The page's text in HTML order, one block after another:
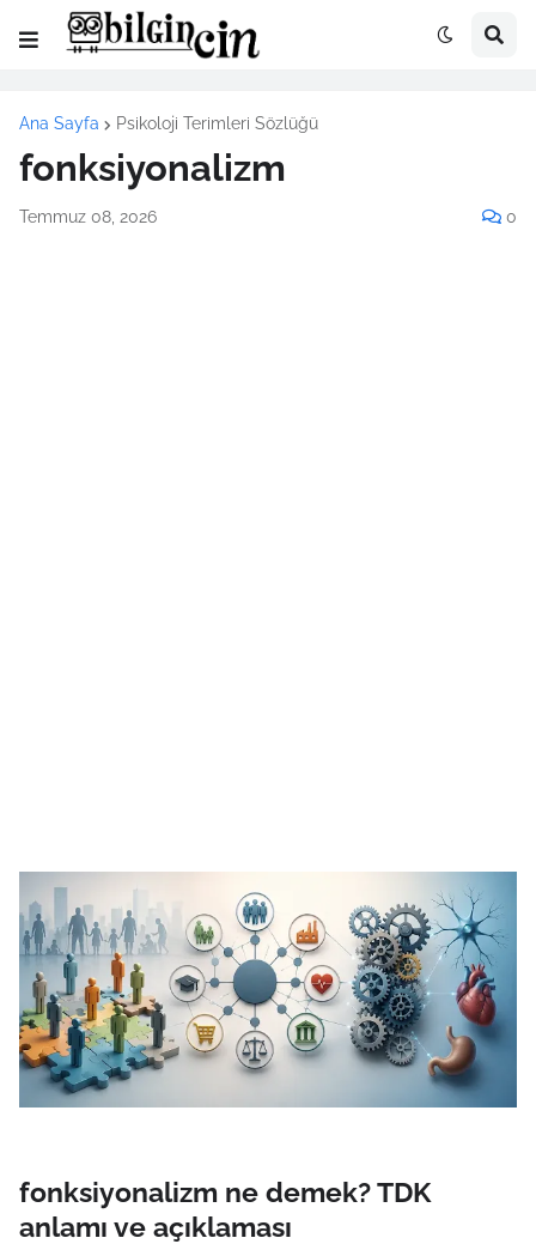
Ana Sayfa Psikoloji Terimleri Sözlüğü
fonksiyonalizm
Temmuz 08, 2026 0
fonksiyonalizm ne demek? TDK
anlamı ve açıklaması